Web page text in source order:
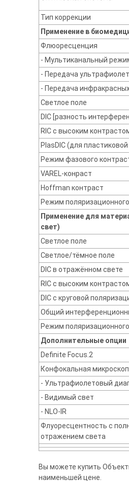
Тип коррекции
Применение в
Флюоресценция
- Мультиканальный
- Передача
- Передача
Светлое поле
DIC [разность
RIC с высоким
PlasDIC (для
Режим фазового
VAREL-конраст
Hoffman контраст
Режим
Применение для
свет)
Светлое поле
Светлое/тёмное поле
DIC в отражённом свете
RIC с высоким
DIC с круговой
Общий
Режим
Дополнительные опции
Definite Focus.2
Конфокальная
- Ультрафиолетовый
- Видимый свет
- NLO-IR
Флуоресцентность с
отражением света
Вы можете купить
наименьшей цене.